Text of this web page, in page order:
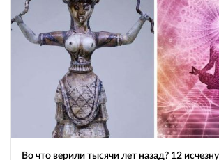
Во что верили тысячи лет назад? 12